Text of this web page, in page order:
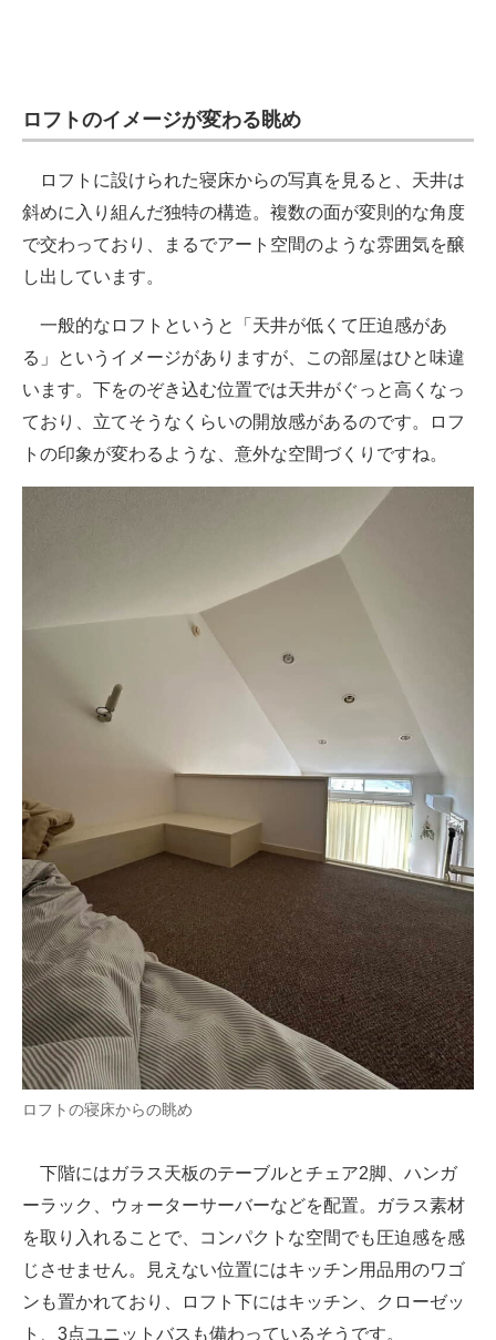
ロフトのイメージが変わる眺め
ロフトに設けられた寝床からの写真を見ると、天井は
斜めに入り組んだ独特の構造。複数の面が変則的な角度
で交わっており、まるでアート空間のような雰囲気を醸
し出しています。
一般的なロフトというと「天井が低くて圧迫感があ
る」というイメージがありますが、この部屋はひと味違
います。下をのぞき込む位置では天井がぐっと高くなっ
ており、立てそうなくらいの開放感があるのです。ロフ
トの印象が変わるような、意外な空間づくりですね。
ロフトの寝床からの眺め
下階にはガラス天板のテーブルとチェア2脚、ハンガ
ーラック、ウォーターサーバーなどを配置。ガラス素材
を取り入れることで、コンパクトな空間でも圧迫感を感
じさせません。見えない位置にはキッチン用品用のワゴ
ンも置かれており、ロフト下にはキッチン、クローゼッ
ト、3点ユニットバスも備わっているそうです。